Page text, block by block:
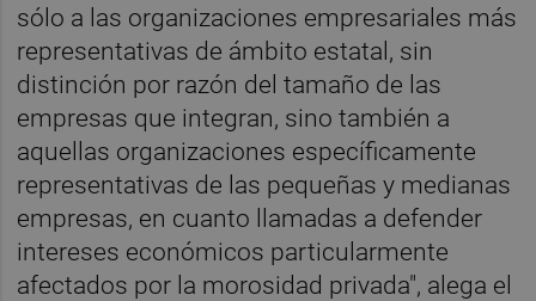
sólo a las organizaciones empresariales más
representativas de ámbito estatal, sin
distinción por razón del tamaño de las
empresas que integran, sino también a
aquellas organizaciones específicamente
representativas de las pequeñas y medianas
empresas, en cuanto llamadas a defender
intereses económicos particularmente
afectados por la morosidad privada", alega el